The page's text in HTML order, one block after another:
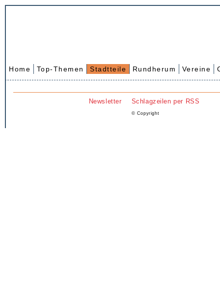
Home Top-Themen Stadtteile Rundherum Vereine
Newsletter Schlagzeilen per RSS
© Copyright